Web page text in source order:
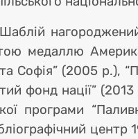
медаллю
Софія” (2005 р.),
фонд нації” (2013
програми